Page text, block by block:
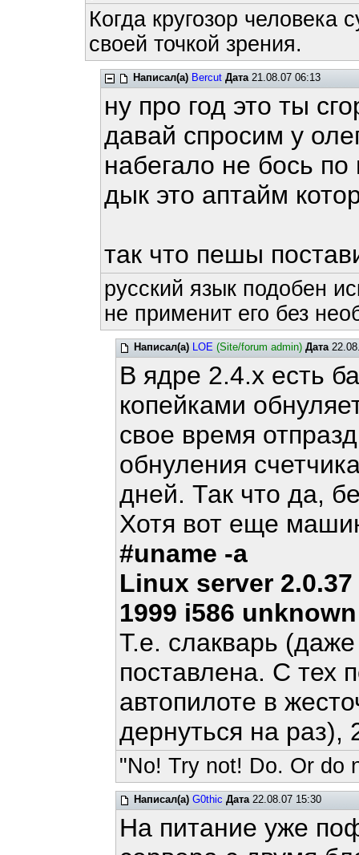
Когда кругозор человека
своей точкой зрения.
Написал(а) Bercut Дата21.08.07 06:13
ну про год это ты
давай спросим у
набегало не бось по
дык это аптайм
так что пешы
русский язык подобен
не применит его без
Написал(а) LOE (Site/forum admin) Дата
В ядре 2.4.x есть
копейками
свое время
обнуления
дней. Так что да,
Хотя вот еще
#uname -a
Linux server
1999 i586 unknown
Т.е. слакварь
поставлена. С тех
автопилоте в
дернуться на
"No! Try not! Do. Or do
Написал(а) G0thic Дата22.08.07 15:30
На питание уже